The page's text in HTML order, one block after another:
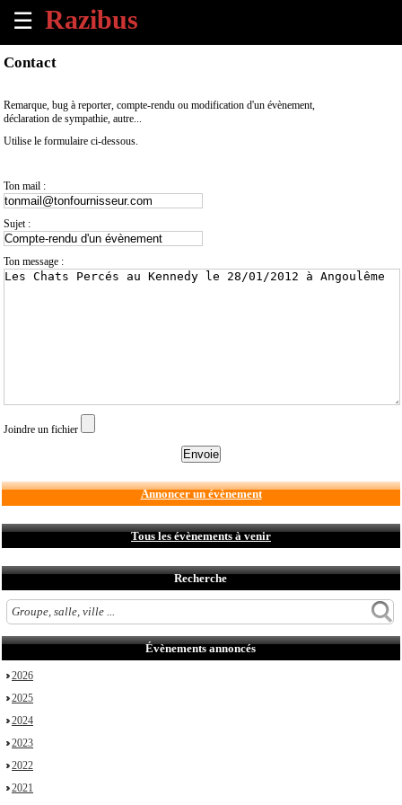
☰
×
les
venir
Annoncer
évènement
Contact
Remarque, bug à reporter, compte-rendu ou modification d'un évènement,
déclaration de sympathie, autre...
Utilise le formulaire ci-dessous.
Ton mail :
Sujet :
Ton message :
Joindre un fichier
Annoncer un évènement
Tous les évènements à venir
Recherche
Évènements annoncés
2026
2025
2024
2023
2022
2021